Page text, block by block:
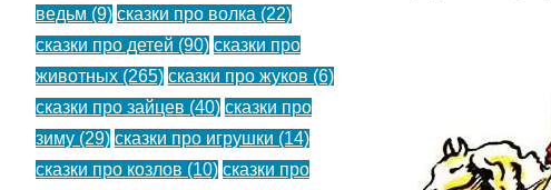
ведьм (9) сказки про волка (22)
сказки про детей (90) сказки про
животных (265) сказки про жуков (6)
сказки про зайцев (40) сказки про
зиму (29) сказки про игрушки (14)
сказки про козлов (10) сказки про